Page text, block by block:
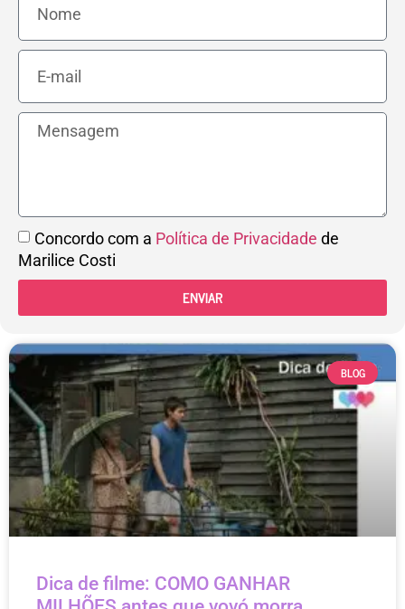
Concordo com a Política de Privacidade de
Marilice Costi
ENVIAR
BLOG
Dica de filme: COMO GANHAR